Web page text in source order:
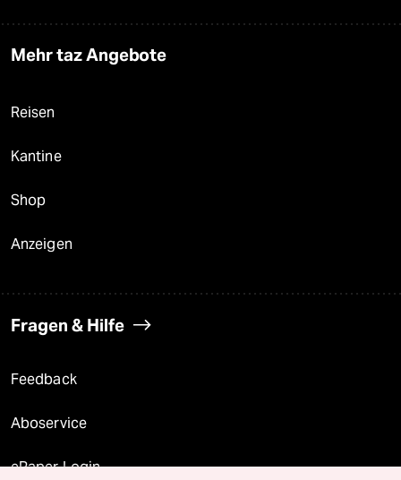
Mehr taz Angebote
Reisen
Kantine
Shop
Anzeigen
Fragen & Hilfe
Feedback
Aboservice
ePaper Login